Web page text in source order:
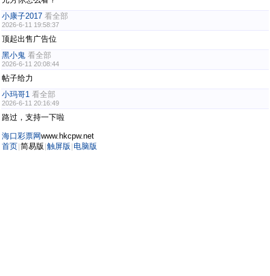
小康子2017 看全部
2026-6-11 19:58:37
顶起出售广告位
黑小鬼 看全部
2026-6-11 20:08:44
帖子给力
小玛哥1 看全部
2026-6-11 20:16:49
路过，支持一下啦
海口彩票网www.hkcpw.net
首页 简易版 触屏版 电脑版